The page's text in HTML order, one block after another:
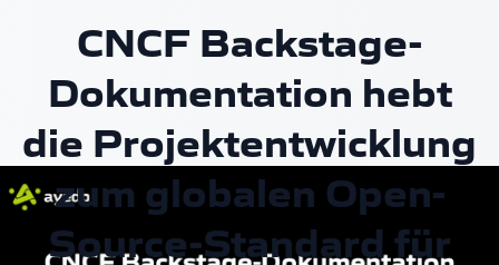
CNCF Backstage-
Dokumentation hebt
die Projektentwicklung
zum globalen Open-
Source-Standard für